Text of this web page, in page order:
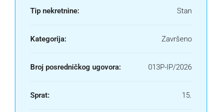
Tip nekretnine: Stan
Kategorija: Završeno
Broj posredničkog ugovora: 013P-IP/2026
Sprat: 15.